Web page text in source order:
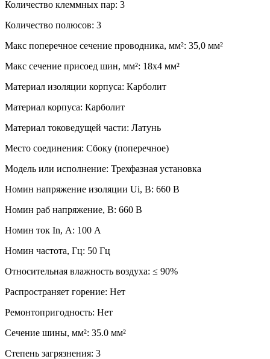
Количество клеммных пар: 3
Количество полюсов: 3
Макс поперечное сечение проводника, мм²: 35,0 мм²
Макс сечение присоед шин, мм²: 18х4 мм²
Материал изоляции корпуса: Карболит
Материал корпуса: Карболит
Материал токоведущей части: Латунь
Место соединения: Сбоку (поперечное)
Модель или исполнение: Трехфазная установка
Номин напряжение изоляции Ui, В: 660 В
Номин раб напряжение, В: 660 В
Номин ток In, А: 100 А
Номин частота, Гц: 50 Гц
Относительная влажность воздуха: ≤ 90%
Распространяет горение: Нет
Ремонтопригодность: Нет
Сечение шины, мм²: 35.0 мм²
Степень загрязнения: 3